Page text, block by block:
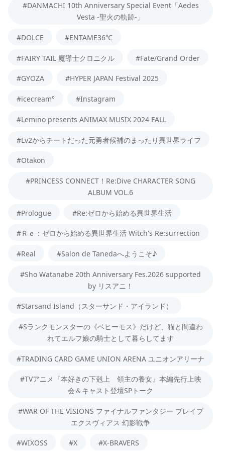
#DANMACHI 10th Anniversary Special Event「Aedes
Vesta -聖火の軌跡-」
#DOLCE #ENTAME36℃
#FAIRY TAIL 魔導士クロニクル #Fate/Grand Order
#GYOZA #HYPER JAPAN Festival 2025
#icecream° #Instagram
#Lemino presents ANIMAX MUSIX 2024 FALL
#Lv2からチートだった元勇者候補のまったり異世界ライフ
#Otakon
#PRINCESS CONNECT！Re:Dive CHARACTER SONG
ALBUM VOL.6
#Prologue #Re:ゼロから始める異世界生活
#Ｒｅ：ゼロから始める異世界生活 Witch's Re:surrection
#Real #Salon de Tanedaへようこそ♪
#Sho Watanabe 20th Anniversary Fes.2026 supported
by リスアニ！
#Starsand Island（スターサンド・アイランド）
#Sランクモンスターの《ベヒーモス》だけど、猫と間違わ
れてエルフ娘の騎士として暮らしてます
#TRADING CARD GAME UNION ARENA ユニオンアリーナ
#TVアニメ『本好きの下剋上 領主の養女』本編先行上映
会＆キャスト登壇SPトーク
#WAR OF THE VISIONS ファイナルファンタジー ブレイブ
エクスヴィアス 幻影戦争
#WIXOSS #X #X-BRAVERS